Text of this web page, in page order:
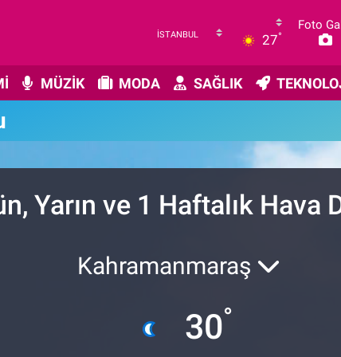
27°
Foto
MÜZİK MODA SAĞLIK
Yarın ve 1 Haftalık Hava
Kahramanmaraş
30°